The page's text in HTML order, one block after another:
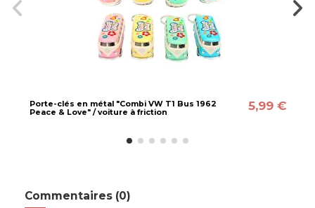
Porte-clés en métal "Combi VW T1 Bus 1962
Peace & Love" / voiture à friction
5,99 €
Commentaires (0)